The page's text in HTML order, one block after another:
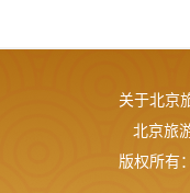
关于北京
北京旅
版权所有